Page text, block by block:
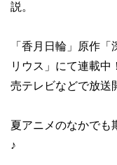
説。
「香月日輪」原作
リウス」にて連載中
売テレビなどで放送
夏アニメのなかでも
♪